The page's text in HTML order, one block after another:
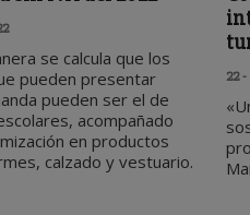
se calcula que los
pueden presentar
pueden ser el de
acompañado
en productos
calzado y vestuario.
22